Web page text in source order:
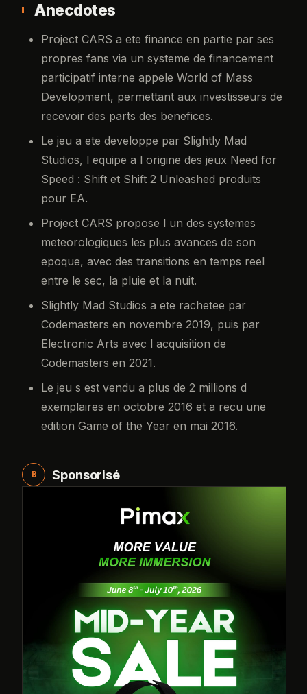
Anecdotes
Project CARS a ete finance en partie par ses
propres fans via un systeme de financement
participatif interne appele World of Mass
Development, permettant aux investisseurs de
recevoir des parts des benefices.
Le jeu a ete developpe par Slightly Mad
Studios, l equipe a l origine des jeux Need for
Speed : Shift et Shift 2 Unleashed produits
pour EA.
Project CARS propose l un des systemes
meteorologiques les plus avances de son
epoque, avec des transitions en temps reel
entre le sec, la pluie et la nuit.
Slightly Mad Studios a ete rachetee par
Codemasters en novembre 2019, puis par
Electronic Arts avec l acquisition de
Codemasters en 2021.
Le jeu s est vendu a plus de 2 millions d
exemplaires en octobre 2016 et a recu une
edition Game of the Year en mai 2016.
B Sponsorisé